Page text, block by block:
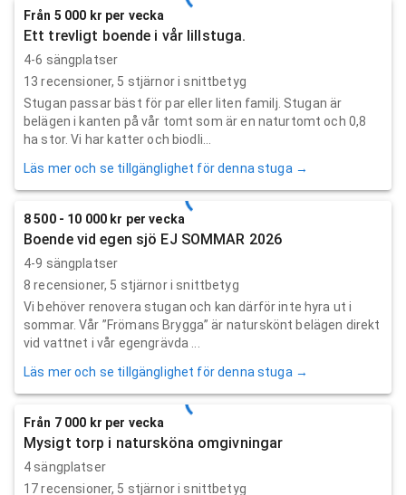
Från 5 000 kr per vecka
Ett trevligt boende i vår lillstuga.
4-6 sängplatser
13 recensioner, 5 stjärnor i snittbetyg
Stugan passar bäst för par eller liten familj. Stugan är
belägen i kanten på vår tomt som är en naturtomt och 0,8
ha stor. Vi har katter och biodli...
Läs mer och se tillgänglighet för denna stuga →
8 500 - 10 000 kr per vecka
Boende vid egen sjö EJ SOMMAR 2026
4-9 sängplatser
8 recensioner, 5 stjärnor i snittbetyg
Vi behöver renovera stugan och kan därför inte hyra ut i
sommar. Vår ”Frömans Brygga” är naturskönt belägen direkt
vid vattnet i vår egengrävda ...
Läs mer och se tillgänglighet för denna stuga →
Från 7 000 kr per vecka
Mysigt torp i natursköna omgivningar
4 sängplatser
17recensioner, 5 stjärnor i snittbetyg